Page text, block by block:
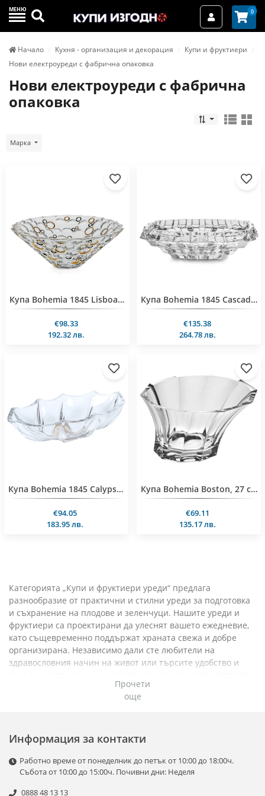
МЕНЮ Търси Вход / 0
Начало Кухня - организация и декорация
Купи и фруктиери
Нови електроуреди с фабрична опаковка
Нови електроуреди с фабрична
опаковка
Марка
Купа Bohemia 1845 Lisboa Gold and Black Circles Ø30cm
€98.33
192.32 лв.
Купа Bohemia 1845 Cascade Platinum 28x28cm
€135.38
264.78 лв.
Купа Bohemia 1845 Calypso Platinum, 39 cm, овaл
€94.05
183.95 лв.
Купа Bohemia Boston, 27 cm
€69.11
135.17 лв.
Категорията „Купи и фруктиери уреди“ предлага
разнообразие от практични и стилни уреди за подготовка
и съхранение на плодове и зеленчуци. Нашите уреди и
фруктиери са проектирани да улеснят вашето ежедневие,
като същевременно поддържат храната свежа и добре
организирана. Независимо дали сте любители на
здравословния начин на живот или търсите удобство и
Сокоизтисквачки и миксери:
Идеални за приготвяне на прясно изцедени сокове,
смутита и други здравословни напитки.
функции.
Прочети
още
Информация за контакти
Работно време от понеделник до петък от 10:00 до 18:00ч.
Събота от 10:00 до 15:00ч. Почивни дни: Неделя
0888 48 13 13